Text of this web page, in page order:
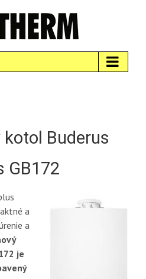
kotol Buderus
GB172
a
a
je